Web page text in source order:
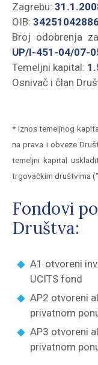
Zagrebu:
OIB:
Broj odobrenja
UP/I-451-04/07-
Temeljni kapital:
Osnivač i član
* Iznos temeljnog
na prava i obveze
temeljni kapital
trgovačkim društvima
Fondovi
Društva:
A1 otvoreni
UCITS fond
AP2 otvoreni
privatnom
AP3 otvoreni
privatnom